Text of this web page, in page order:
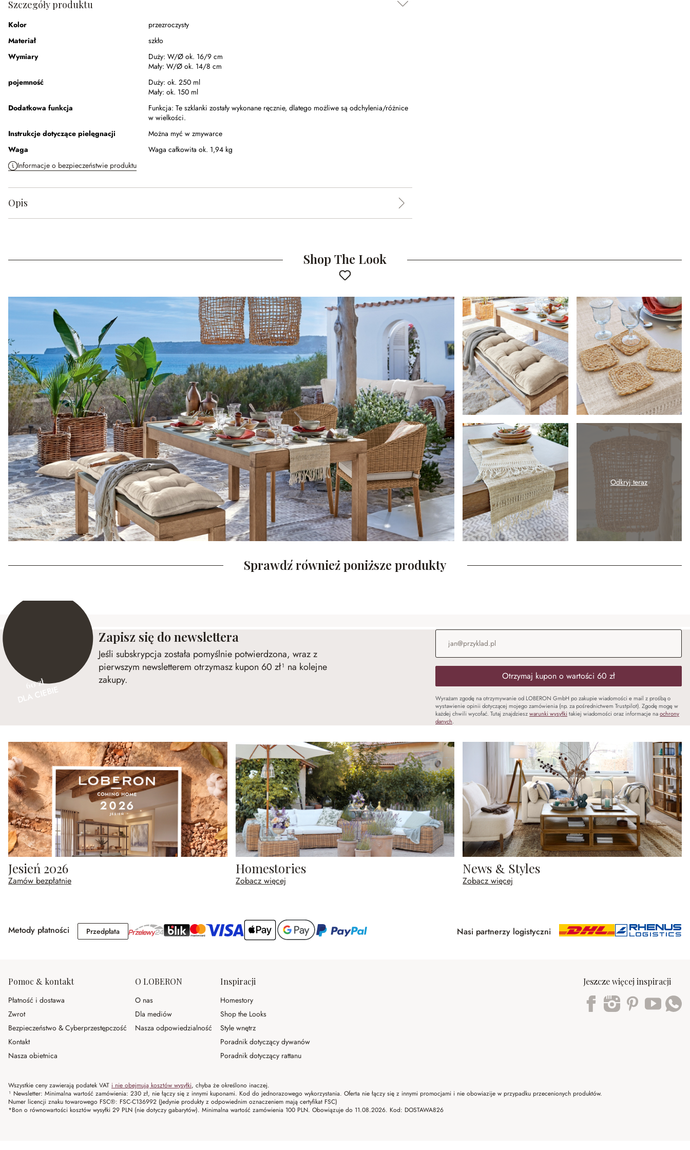
Szczegóły produktu
Kolor
przezroczysty
Materiał
szkło
Wymiary
Duży: W/Ø ok. 16/9 cm
Mały: W/Ø ok. 14/8 cm
pojemność
Duży: ok. 250 ml
Mały: ok. 150 ml
Dodatkowa funkcja
Funkcja: Te szklanki zostały wykonane ręcznie, dlatego możliwe są odchylenia/różnice
w wielkości.
Instrukcje dotyczące pielęgnacji
Można myć w zmywarce
Waga
Waga całkowita ok. 1,94 kg
Informacje o bezpieczeństwie produktu
Opis
Shop The Look
Odkryj teraz
Sprawdź również poniższe produkty
60 zł
Zapisz się do newslettera
Jeśli subskrypcja została pomyślnie potwierdzona, wraz z
pierwszym newsletterem otrzymasz kupon 60 zł¹ na kolejne
zakupy.
Adres e-mail
Otrzymaj kupon o wartości 60 zł
Wyrażam zgodę na otrzymywanie od LOBERON GmbH po zakupie wiadomości e mail z prośbą o
wystawienie opinii dotyczącej mojego zamówienia (np. za pośrednictwem Trustpilot). Zgodę mogę w
każdej chwili wycofać. Tutaj znajdzieszwarunki wysyłki takiej wiadomości oraz informacje naochrony
danych.
Jesień 2026
Zamów bezpłatnie
Homestories
Zobacz więcej
News & Styles
Zobacz więcej
Metody płatności PrzedpłataPrzedpłata Nasi partnerzy logistyczni
Pomoc & kontakt
Płatność i dostawa
Zwrot
Bezpieczeństwo & Cyberprzestępczość
Kontakt
Nasza obietnica
O LOBERON
O nas
Dla mediów
Nasza odpowiedzialność
Inspiracji
Homestory
Shop the Looks
Style wnętrz
Poradnik dotyczący dywanów
Poradnik dotyczący rattanu
Jeszcze więcej inspiracji
Wszystkie ceny zawierają podatek VAT i nie obejmują kosztów wysyłki, chyba że określono inaczej.
¹ Newsletter: Minimalna wartość zamówienia: 230 zł, nie łączy się z innymi kuponami. Kod do jednorazowego wykorzystania. Oferta nie łączy się z innymi promocjami i nie obowiazije w przypadku przecenionych produktów.
Numer licencji znaku towarowego FSC®: FSC-C136992 (Jedynie produkty z odpowiednim oznaczeniem mają certyfikat FSC)
*Bon o równowartości kosztów wysyłki 29 PLN (nie dotyczy gabarytów). Minimalna wartość zamówienia 100 PLN. Obowiązuje do 11.08.2026. Kod: DOSTAWA826